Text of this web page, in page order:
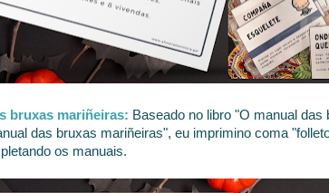
bruxas mariñeiras: Baseado no libro "O manual
das bruxas mariñeiras", eu imprimino coma
os manuais.